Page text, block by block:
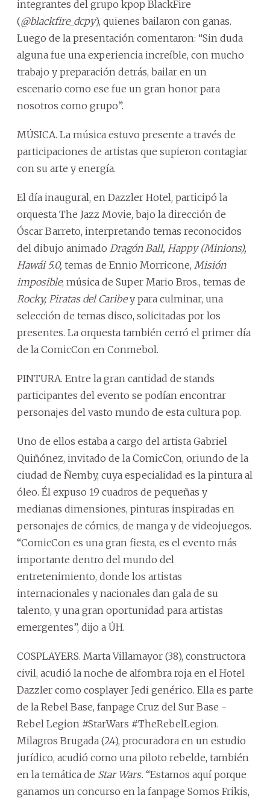
integrantes del grupo kpop BlackFire
(@blackfire_dcpy), quienes bailaron con ganas.
Luego de la presentación comentaron: “Sin duda
alguna fue una experiencia increíble, con mucho
trabajo y preparación detrás, bailar en un
escenario como ese fue un gran honor para
nosotros como grupo”.
MÚSICA. La música estuvo presente a través de
participaciones de artistas que supieron contagiar
con su arte y energía.
El día inaugural, en Dazzler Hotel, participó la
orquesta The Jazz Movie, bajo la dirección de
Óscar Barreto, interpretando temas reconocidos
del dibujo animado Dragón Ball, Happy (Minions),
Hawái 5.0, temas de Ennio Morricone, Misión
imposible, música de Super Mario Bros., temas de
Rocky, Piratas del Caribey para culminar, una
selección de temas disco, solicitadas por los
presentes. La orquesta también cerró el primer día
de la ComicCon en Conmebol.
PINTURA. Entre la gran cantidad de stands
participantes del evento se podían encontrar
personajes del vasto mundo de esta cultura pop.
Uno de ellos estaba a cargo del artista Gabriel
Quiñónez, invitado de la ComicCon, oriundo de la
ciudad de Ñemby, cuya especialidad es la pintura al
óleo. Él expuso 19 cuadros de pequeñas y
medianas dimensiones, pinturas inspiradas en
personajes de cómics, de manga y de videojuegos.
“ComicCon es una gran fiesta, es el evento más
importante dentro del mundo del
entretenimiento, donde los artistas
internacionales y nacionales dan gala de su
talento, y una gran oportunidad para artistas
emergentes”, dijo a ÚH.
COSPLAYERS. Marta Villamayor (38), constructora
civil, acudió la noche de alfombra roja en el Hotel
Dazzler como cosplayer Jedi genérico. Ella es parte
de la Rebel Base, fanpage Cruz del Sur Base -
Rebel Legion #StarWars #TheRebelLegion.
Milagros Brugada (24), procuradora en un estudio
jurídico, acudió como una piloto rebelde, también
en la temática de Star Wars. “Estamos aquí porque
ganamos un concurso en la fanpage Somos Frikis,